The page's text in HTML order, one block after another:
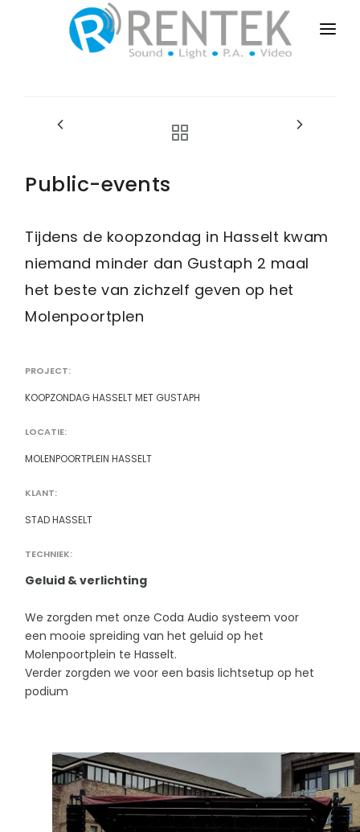
PRIVATE-EVENTS
DRY-RENT
CONTACT
Public-events
Tijdens de koopzondag in Hasselt kwam
niemand minder dan Gustaph 2 maal
het beste van zichzelf geven op het
Molenpoortplen
PROJECT:
KOOPZONDAG HASSELT MET GUSTAPH
LOCATIE:
MOLENPOORTPLEIN HASSELT
KLANT:
STAD HASSELT
TECHNIEK:
Geluid & verlichting
We zorgden met onze Coda Audio systeem voor
een mooie spreiding van het geluid op het
Molenpoortplein te Hasselt.
Verder zorgden we voor een basis lichtsetup op het
podium